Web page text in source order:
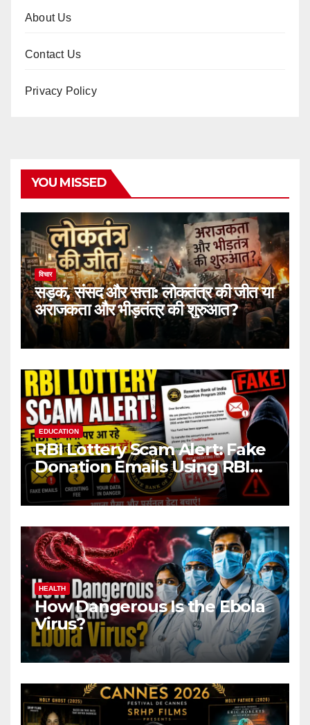
About Us
Contact Us
Privacy Policy
YOU MISSED
विचार
सड़क, संसद और सत्ता: लोकतंत्र की जीत या
अराजकता और भीड़तंत्र की शुरुआत?
EDUCATION
RBI Lottery Scam Alert: Fake
Donation Emails Using RBI
Name Target Indian Users
HEALTH
How Dangerous Is the Ebola
Virus?